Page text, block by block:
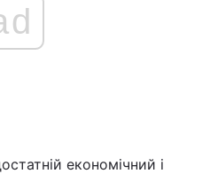
економічний і